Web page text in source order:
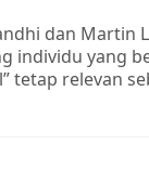
dan
individu
tetap relevan